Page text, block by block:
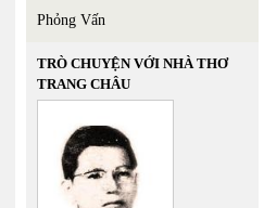
Phỏng Vấn
TRÒ CHUYỆN VỚI NHÀ THƠ
TRANG CHÂU